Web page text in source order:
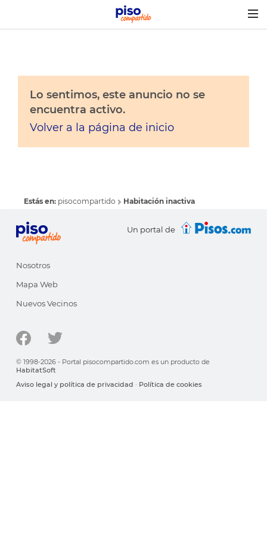
Lo sentimos, este anuncio no se
encuentra activo.
Volver a la página de inicio
Estás en: pisocompartido Habitación inactiva
Un portal de
Nosotros
Mapa Web
Nuevos Vecinos
© 1998-2026 - Portal pisocompartido.com es un producto de
HabitatSoft
Aviso legal y política de privacidad · Política de cookies